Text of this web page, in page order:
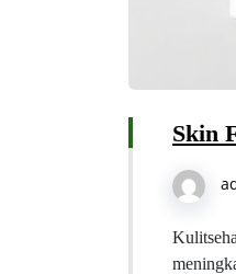
Skin